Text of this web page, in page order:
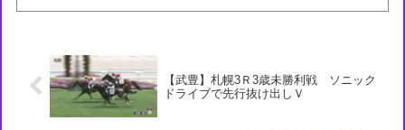
【武豊】札幌3Ｒ3歳未勝利戦 ソニック
ドライブで先行抜け出しＶ